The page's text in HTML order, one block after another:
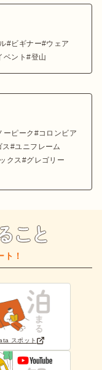
ビギナー
ウェア
ベント 登山
ーピーク
コロンビア
ス
ユニフレーム
クス
グレゴリー
！
スポット